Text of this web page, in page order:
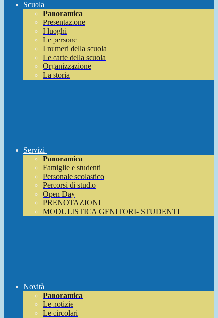
Scuola
Panoramica
Presentazione
I luoghi
Le persone
I numeri della scuola
Le carte della scuola
Organizzazione
La storia
Servizi
Panoramica
Famiglie e studenti
Personale scolastico
Percorsi di studio
Open Day
PRENOTAZIONI
MODULISTICA GENITORI- STUDENTI
Novità
Panoramica
Le notizie
Le circolari